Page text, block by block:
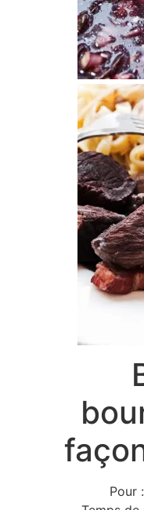
Pour :